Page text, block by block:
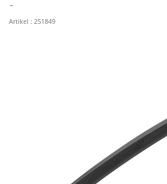
Artikel : 251849